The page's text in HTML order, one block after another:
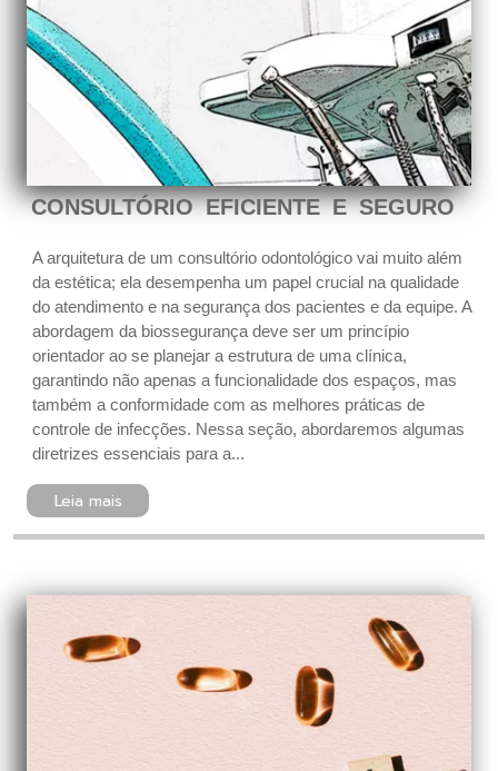
CONSULTÓRIO EFICIENTE E SEGURO
A arquitetura de um consultório odontológico vai muito além
da estética; ela desempenha um papel crucial na qualidade
do atendimento e na segurança dos pacientes e da equipe. A
abordagem da biossegurança deve ser um princípio
orientador ao se planejar a estrutura de uma clínica,
garantindo não apenas a funcionalidade dos espaços, mas
também a conformidade com as melhores práticas de
controle de infecções. Nessa seção, abordaremos algumas
diretrizes essenciais para a...
Leia mais